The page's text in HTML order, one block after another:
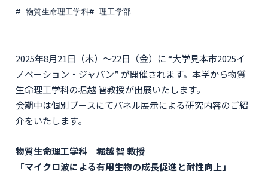
物質生命理工学科 理工学部
2025年8月21日（木）～22日（金）に “大学見本市2025イ
ノベーション・ジャパン” が開催されます。本学から物質
生命理工学科の堀越 智教授が出展いたします。
会期中は個別ブースにてパネル展示による研究内容のご紹
介をいたします。
物質生命理工学科 堀越 智 教授
「マイクロ波による有用生物の成長促進と耐性向上」